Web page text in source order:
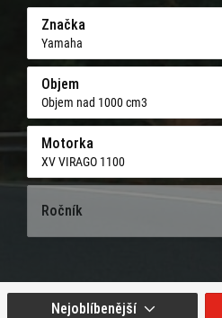
Značka
Yamaha
Objem
Objem nad 1000 cm3
Motorka
XV VIRAGO 1100
Ročník
Nejoblíbenější